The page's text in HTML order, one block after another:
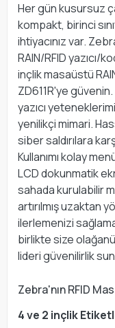
Her gün kusursuz
kompakt, birinci
ihtiyacınız var.
RAIN/RFID yazıcı/
inçlik masaüstü
ZD611R'ye
yazıcı
yenilikçi mimari.
siber saldırılara
Kullanımı kolay
LCD dokunmatik
sahada kurulabilir
artırılmış uzaktan
ilerlemenizi
birlikte size
lideri güvenilirlik
Zebra'nın RFID
4 ve 2 inçlik